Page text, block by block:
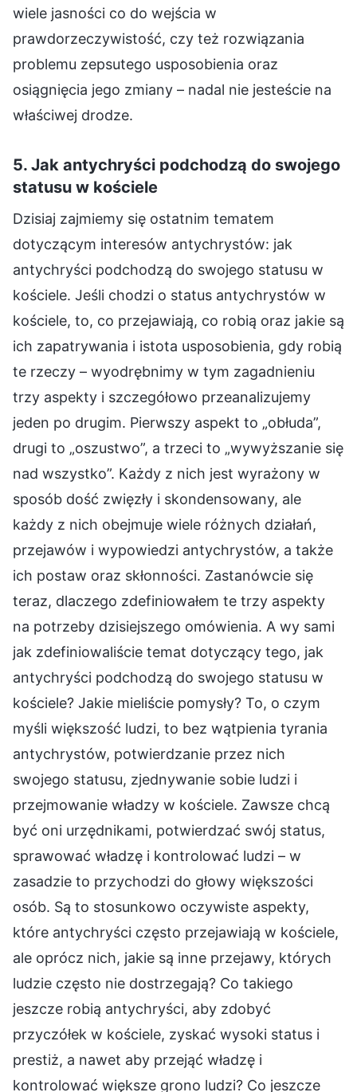
wiele jasności co do wejścia w
prawdorzeczywistość, czy też rozwiązania
problemu zepsutego usposobienia oraz
osiągnięcia jego zmiany – nadal nie jesteście na
właściwej drodze.
5. Jak antychryści podchodzą do swojego
statusu w kościele
Dzisiaj zajmiemy się ostatnim tematem
dotyczącym interesów antychrystów: jak
antychryści podchodzą do swojego statusu w
kościele. Jeśli chodzi o status antychrystów w
kościele, to, co przejawiają, co robią oraz jakie są
ich zapatrywania i istota usposobienia, gdy robią
te rzeczy – wyodrębnimy w tym zagadnieniu
trzy aspekty i szczegółowo przeanalizujemy
jeden po drugim. Pierwszy aspekt to „obłuda”,
drugi to „oszustwo”, a trzeci to „wywyższanie się
nad wszystko”. Każdy z nich jest wyrażony w
sposób dość zwięzły i skondensowany, ale
każdy z nich obejmuje wiele różnych działań,
przejawów i wypowiedzi antychrystów, a także
ich postaw oraz skłonności. Zastanówcie się
teraz, dlaczego zdefiniowałem te trzy aspekty
na potrzeby dzisiejszego omówienia. A wy sami
jak zdefiniowaliście temat dotyczący tego, jak
antychryści podchodzą do swojego statusu w
kościele? Jakie mieliście pomysły? To, o czym
myśli większość ludzi, to bez wątpienia tyrania
antychrystów, potwierdzanie przez nich
swojego statusu, zjednywanie sobie ludzi i
przejmowanie władzy w kościele. Zawsze chcą
być oni urzędnikami, potwierdzać swój status,
sprawować władzę i kontrolować ludzi – w
zasadzie to przychodzi do głowy większości
osób. Są to stosunkowo oczywiste aspekty,
które antychryści często przejawiają w kościele,
ale oprócz nich, jakie są inne przejawy, których
ludzie często nie dostrzegają? Co takiego
jeszcze robią antychryści, aby zdobyć
przyczółek w kościele, zyskać wysoki status i
prestiż, a nawet aby przejąć władzę i
kontrolować większe grono ludzi? Co jeszcze